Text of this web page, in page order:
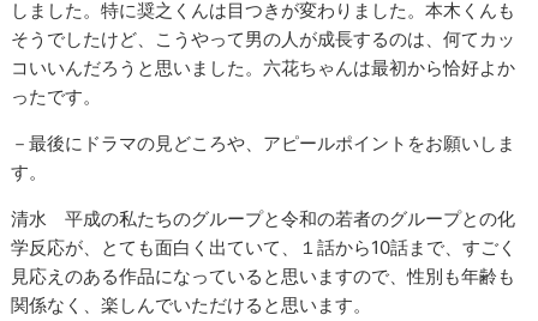
しました。特に奨之くんは目つきが変わりました。本木くんも
そうでしたけど、こうやって男の人が成長するのは、何てカッ
コいいんだろうと思いました。六花ちゃんは最初から恰好よか
ったです。
－最後にドラマの見どころや、アピールポイントをお願いしま
す。
清水 平成の私たちのグループと令和の若者のグループとの化
学反応が、とても面白く出ていて、１話から10話まで、すごく
見応えのある作品になっていると思いますので、性別も年齢も
関係なく、楽しんでいただけると思います。